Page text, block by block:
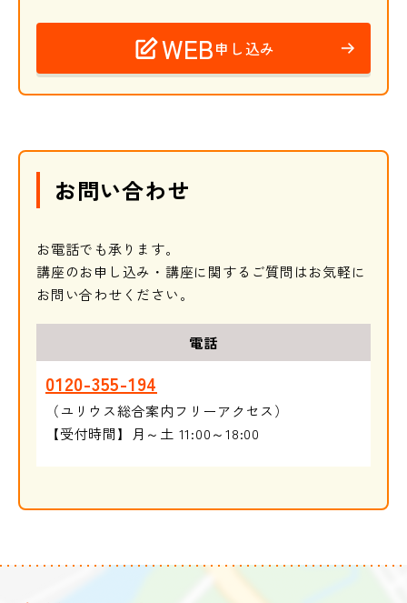
WEB申し込み
お問い合わせ
お電話でも承ります。
講座のお申し込み・講座に関するご質問はお気軽に
お問い合わせください。
電話
0120-355-194
（ユリウス総合案内フリーアクセス）
【受付時間】月～土 11:00～18:00